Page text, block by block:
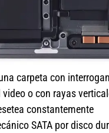
carpeta con
video o con rayas
constantemente
SATA por disco